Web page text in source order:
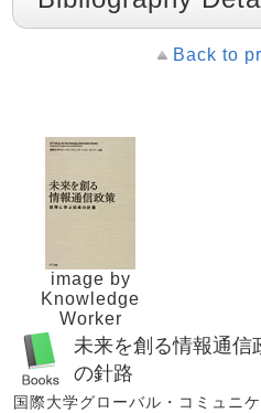
Back to
image by
Knowledge
Worker
未来を創る情報通信
の針路
国際大学グローバル・コミュニ